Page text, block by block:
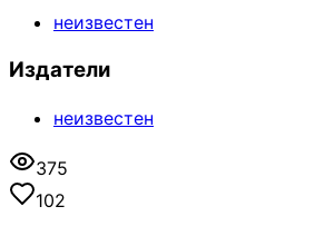
неизвестен
Издатели
неизвестен
375
102